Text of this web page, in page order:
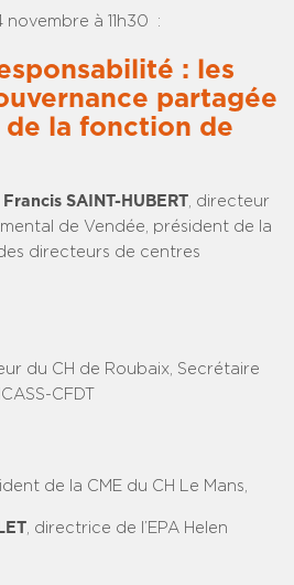
à 11h30 :
: les
partagée
de la fonction de
SAINT-HUBERT , directeur
de Vendée, président de la
directeurs de centres
du CH de Roubaix, Secrétaire
CFDT
de la CME du CH Le Mans,
, directrice de l’EPA Helen